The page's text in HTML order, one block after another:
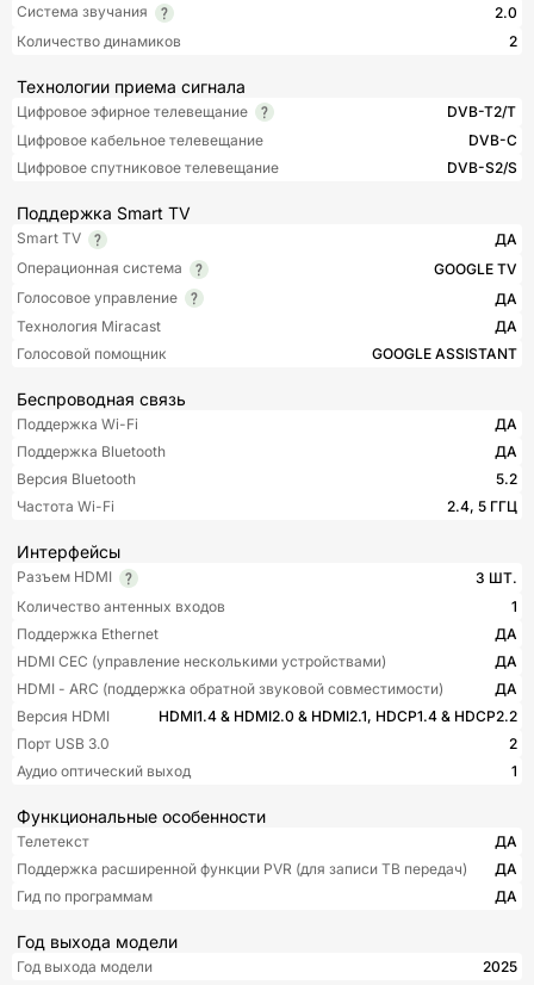
Система звучания
2.0
Количество динамиков
2
Технологии приема сигнала
Цифровое эфирное телевещание
DVB-T2/T
Цифровое кабельное телевещание
DVB-C
Цифровое спутниковое телевещание
DVB-S2/S
Поддержка Smart TV
Smart TV
ДА
Операционная система
GOOGLE TV
Голосовое управление
ДА
Технология Miracast
ДА
Голосовой помощник
GOOGLE ASSISTANT
Беспроводная связь
Поддержка Wi-Fi
ДА
Поддержка Bluetooth
ДА
Версия Bluetooth
5.2
Частота Wi-Fi
2.4, 5 ГГЦ
Интерфейсы
Разъем HDMI
3 ШТ.
Количество антенных входов
1
Поддержка Ethernet
ДА
HDMI CEC (управление несколькими устройствами)
ДА
HDMI - ARC (поддержка обратной звуковой совместимости)
ДА
Версия HDMI
HDMI1.4 & HDMI2.0 & HDMI2.1, HDCP1.4 & HDCP2.2
Порт USB 3.0
2
Аудио оптический выход
1
Функциональные особенности
Телетекст
ДА
Поддержка расширенной функции PVR (для записи ТВ передач)
ДА
Гид по программам
ДА
Год выхода модели
Год выхода модели 2025